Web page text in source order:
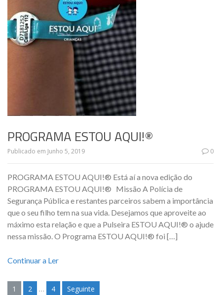
PROGRAMA ESTOU AQUI!®
Publicado em Junho 5, 2019 0
PROGRAMA ESTOU AQUI!® Está aí a nova edição do
PROGRAMA ESTOU AQUI!® Missão A Polícia de
Segurança Pública e restantes parceiros sabem a importância
que o seu filho tem na sua vida. Desejamos que aproveite ao
máximo esta relação e que a Pulseira ESTOU AQUI!® o ajude
nessa missão. O Programa ESTOU AQUI!® foi […]
Continuar a Ler
1 2 … 4 Seguinte